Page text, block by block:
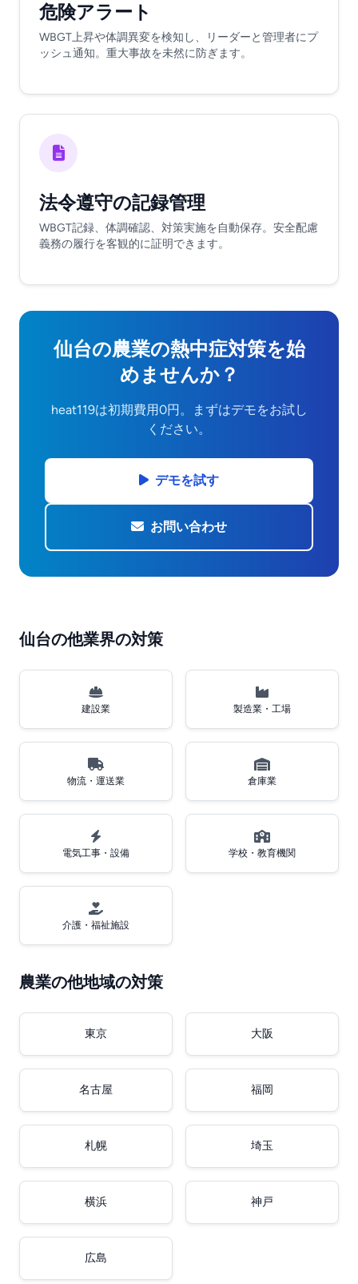
危険アラート
WBGT上昇や体調異変を検知し、リーダーと管理者にプ
ッシュ通知。重大事故を未然に防ぎます。
法令遵守の記録管理
WBGT記録、体調確認、対策実施を自動保存。安全配慮
義務の履行を客観的に証明できます。
仙台の農業の熱中症対策を始
めませんか？
heat119は初期費用0円。まずはデモをお試し
ください。
デモを試す
お問い合わせ
仙台の他業界の対策
建設業 製造業・工場
物流・運送業 倉庫業
電気工事・設備 学校・教育機関
介護・福祉施設
農業の他地域の対策
東京 大阪
名古屋 福岡
札幌 埼玉
横浜 神戸
広島